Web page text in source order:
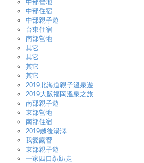
中部營地
中部住宿
中部親子遊
台東住宿
南部營地
其它
其它
其它
其它
2019北海道親子溫泉遊
2019大阪福岡溫泉之旅
南部親子遊
東部營地
南部住宿
2019越後湯澤
我愛露營
東部親子遊
一家四口趴趴走